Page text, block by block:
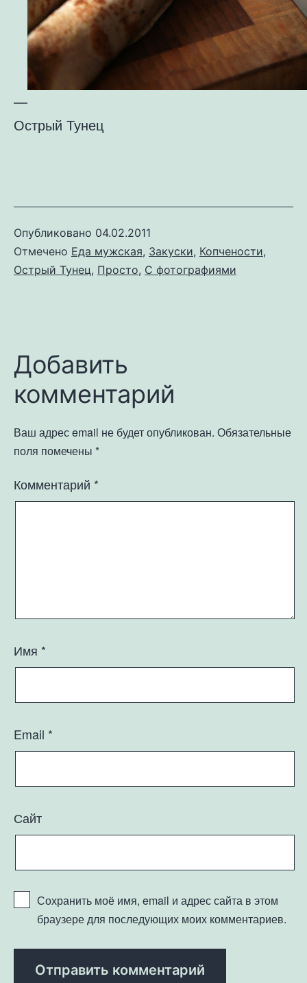
—
Острый Тунец
Опубликовано 04.02.2011
Отмечено Еда мужская, Закуски, Копчености,
Острый Тунец, Просто, С фотографиями
Добавить
комментарий
Ваш адрес email не будет опубликован. Обязательные
поля помечены *
Комментарий *
Имя *
Email *
Сайт
Сохранить моё имя, email и адрес сайта в этом
браузере для последующих моих комментариев.